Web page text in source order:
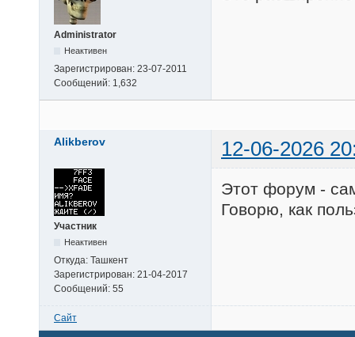
Administrator
Неактивен
Зарегистрирован: 23-07-2011
Сообщений: 1,632
Alikberov 12-06-2026
Участник
Неактивен
Откуда: Ташкент
Зарегистрирован: 21-04-2017
Сообщений: 55
Этот форум -
Говорю, как
Сайт